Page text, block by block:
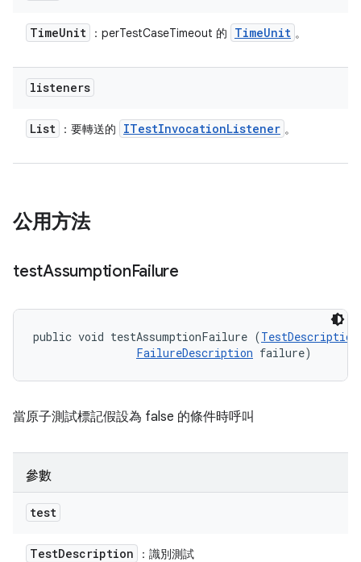
TimeUnit ：perTestCaseTimeout 的 TimeUnit 。
listeners
List ：要轉送的 ITestInvocationListener 。
公用方法
testAssumptionFailure
public void testAssumptionFailure (TestDescription
FailureDescription failure)
當原子測試標記假設為 false 的條件時呼叫
參數
test
TestDescription ：識別測試